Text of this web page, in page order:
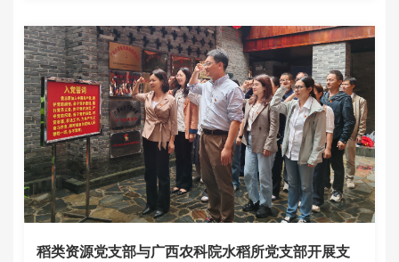
稻类资源党支部与广西农科院水稻所党支部开展支